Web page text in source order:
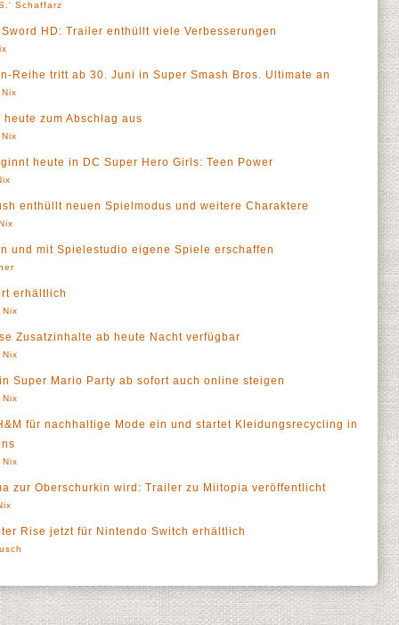
Schaffarz
HD: Trailer enthüllt viele Verbesserungen
Reihe tritt ab 30. Juni in Super Smash Bros. Ultimate an
zum Abschlag aus
heute in DC Super Hero Girls: Teen Power
enthüllt neuen Spielmodus und weitere Charaktere
und mit Spielestudio eigene Spiele erschaffen
erhältlich
Zusatzinhalte ab heute Nacht verfügbar
Super Mario Party ab sofort auch online steigen
für nachhaltige Mode ein und startet Kleidungsrecycling in
zur Oberschurkin wird: Trailer zu Miitopia veröffentlicht
Rise jetzt für Nintendo Switch erhältlich